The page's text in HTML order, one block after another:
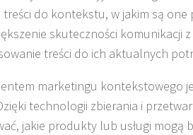
do kontekstu, w jakim są one
skuteczności komunikacji
treści do ich aktualnych
marketingu kontekstowego
technologii zbierania i
jakie produkty lub usługi mogą